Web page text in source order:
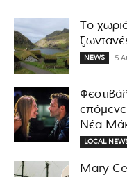
Το
NEWS 5
Νέα
LOCAL
Mary